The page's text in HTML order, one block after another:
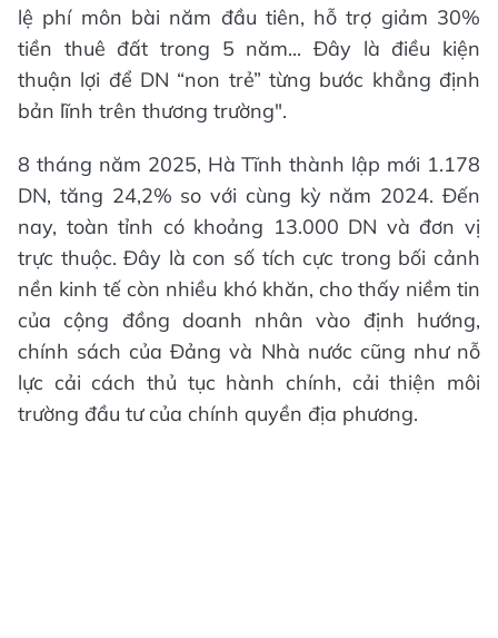
lệ phí môn bài năm đầu tiên, hỗ trợ giảm 30%
tiền thuê đất trong 5 năm... Đây là điều kiện
thuận lợi để DN “non trẻ” từng bước khẳng định
bản lĩnh trên thương trường".
8 tháng năm 2025, Hà Tĩnh thành lập mới 1.178
DN, tăng 24,2% so với cùng kỳ năm 2024. Đến
nay, toàn tỉnh có khoảng 13.000 DN và đơn vị
trực thuộc. Đây là con số tích cực trong bối cảnh
nền kinh tế còn nhiều khó khăn, cho thấy niềm tin
của cộng đồng doanh nhân vào định hướng,
chính sách của Đảng và Nhà nước cũng như nỗ
lực cải cách thủ tục hành chính, cải thiện môi
trường đầu tư của chính quyền địa phương.